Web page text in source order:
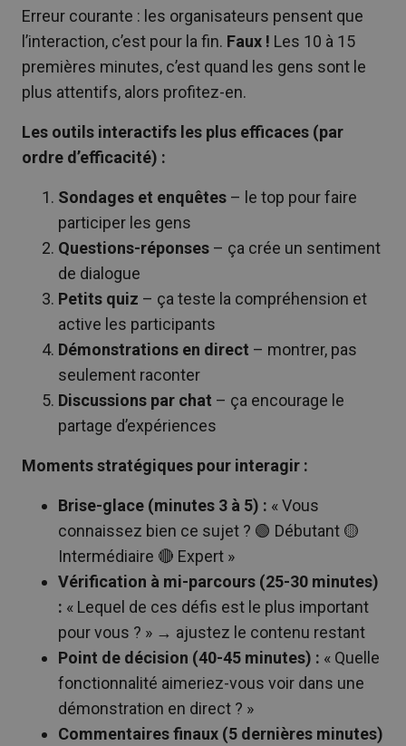
Erreur courante : les organisateurs pensent que
l’interaction, c’est pour la fin. Faux ! Les 10 à 15
premières minutes, c’est quand les gens sont le
plus attentifs, alors profitez-en.
Les outils interactifs les plus efficaces (par
ordre d’efficacité) :
Sondages et enquêtes – le top pour faire
participer les gens
Questions-réponses – ça crée un sentiment
de dialogue
Petits quiz – ça teste la compréhension et
active les participants
Démonstrations en direct – montrer, pas
seulement raconter
Discussions par chat – ça encourage le
partage d’expériences
Moments stratégiques pour interagir :
Brise-glace (minutes 3 à 5) : « Vous
connaissez bien ce sujet ? 🟢 Débutant 🟡
Intermédiaire 🔴 Expert »
Vérification à mi-parcours (25-30 minutes)
: « Lequel de ces défis est le plus important
pour vous ? » → ajustez le contenu restant
Point de décision (40-45 minutes) : « Quelle
fonctionnalité aimeriez-vous voir dans une
démonstration en direct ? »
Commentaires finaux (5 dernières minutes)